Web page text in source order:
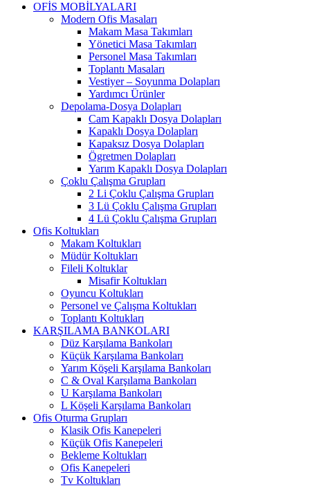
OFİS MOBİLYALARI
Modern Ofis Masaları
Makam Masa Takımları
Yönetici Masa Takımları
Personel Masa Takımları
Toplantı Masaları
Vestiyer – Soyunma Dolapları
Yardımcı Ürünler
Depolama-Dosya Dolapları
Cam Kapaklı Dosya Dolapları
Kapaklı Dosya Dolapları
Kapaksız Dosya Dolapları
Ögretmen Dolapları
Yarım Kapaklı Dosya Dolapları
Çoklu Çalışma Grupları
2 Li Çoklu Çalışma Grupları
3 Lü Çoklu Çalışma Grupları
4 Lü Çoklu Çalışma Grupları
Ofis Koltukları
Makam Koltukları
Müdür Koltukları
Fileli Koltuklar
Misafir Koltukları
Oyuncu Koltukları
Personel ve Çalışma Koltukları
Toplantı Koltukları
KARŞILAMA BANKOLARI
Düz Karşılama Bankoları
Küçük Karşılama Bankoları
Yarım Köşeli Karşılama Bankoları
C & Oval Karşılama Bankoları
U Karşılama Bankoları
L Köşeli Karşılama Bankoları
Ofis Oturma Grupları
Klasik Ofis Kanepeleri
Küçük Ofis Kanepeleri
Bekleme Koltukları
Ofis Kanepeleri
Tv Koltukları